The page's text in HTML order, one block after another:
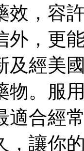
效，容
外，更
及經美
物。服
適合經
，讓你